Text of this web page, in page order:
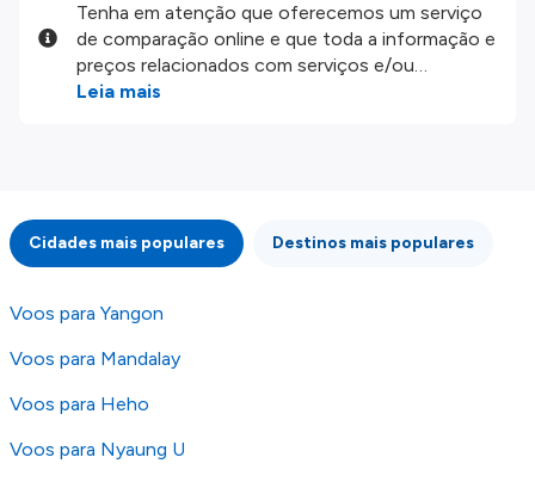
Tenha em atenção que oferecemos um serviço
de comparação online e que toda a informação e
preços relacionados com serviços e/ou
produtos disponíveis no nosso website são
integridade ou pela precisão da informação
publicada, por isso verifique com atenção todas
as condições no website do parceiro antes de
fazer uma reserva. Para mais detalhes verifique
os nossos
Leia mais
Cidades mais populares Destinos mais populares
Voos para Yangon
Voos para Mandalay
Voos para Heho
Voos para Nyaung U